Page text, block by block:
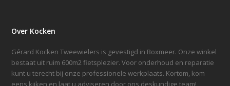
Over Kocken
Gérard Kocken Tweewielers is gevestigd in Boxmeer. Onze winkel
bestaat uit ruim 600m2 fietsplezier. Voor onderhoud en reparatie
kunt u terecht bij onze professionele werkplaats. Kortom, kom